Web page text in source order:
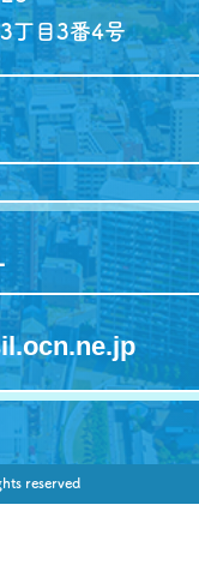
。
Office
丁目3番4号